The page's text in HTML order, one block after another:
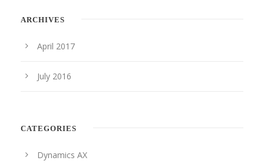
ARCHIVES
April 2017
July 2016
CATEGORIES
Dynamics AX